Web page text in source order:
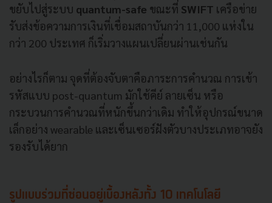
ขยับไปสู่ระบบ quantum-safe ขณะที่ SWIFT เครือข่าย
รับส่งข้อความการเงินที่เชื่อมสถาบันกว่า 11,000 แห่งใน
กว่า 200 ประเทศ ก็เริ่มวางแผนเปลี่ยนผ่านเช่นกัน
อย่างไรก็ตาม จุดที่ต้องจับตาคือภาระการคำนวณ การเข้า
รหัสแบบ post-quantum มักใช้คีย์ ลายเซ็น หรือ
กระบวนการคำนวณที่หนักขึ้นกว่าเดิม ทำให้อุปกรณ์ขนาด
เล็กอย่าง wearable และเซ็นเซอร์ฝังตัวบางประเภทอาจยัง
รองรับได้ยาก
รูปแบบร่วมที่ซ่อนอยู่เบื้องหลังทั้ง 10 เทคโนโลยี